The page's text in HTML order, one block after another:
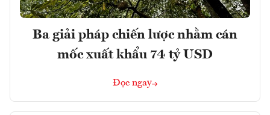
Ba giải pháp chiến lược nhằm cán
mốc xuất khẩu 74 tỷ USD
Đọc ngay